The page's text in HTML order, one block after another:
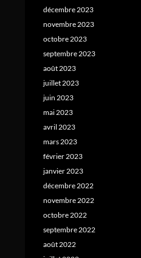
décembre 2023
novembre 2023
octobre 2023
septembre 2023
août 2023
juillet 2023
juin 2023
mai 2023
avril 2023
mars 2023
février 2023
janvier 2023
décembre 2022
novembre 2022
octobre 2022
septembre 2022
août 2022